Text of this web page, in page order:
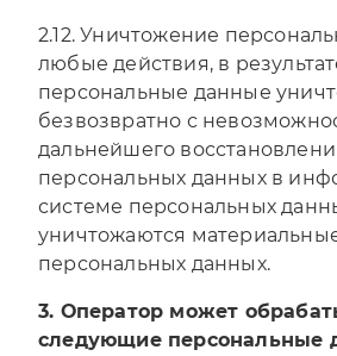
2.12. Уничтожение
любые действия, в
персональные данные
безвозвратно с
дальнейшего
персональных данных в
системе персональных
уничтожаются
персональных данных.
3. Оператор может
следующие персональные